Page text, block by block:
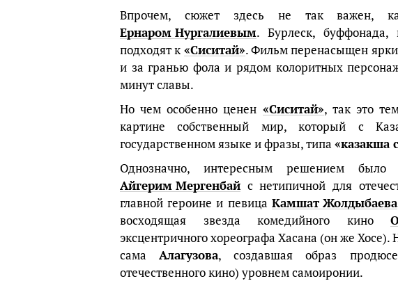
Впрочем, сюжет здесь не так важен,
Ернаром Нургалиевым. Бурлеск, буффонада,
подходят к«Сиситай». Фильм перенасыщен
и за гранью фола и рядом колоритных
минут славы.
Но чем особенно ценен «Сиситай», так это
картине собственный мир, который с
государственном языке и фразы, типа «казакша
Однозначно, интересным решением
Айгерим Мергенбай с нетипичной для
главной героине и певица Камшат Жолдыбаева
восходящая звезда комедийного кино
эксцентричного хореографа Хасана (он же Хосе).
самаАлагузова, создавшая образ
отечественного кино) уровнем самоиронии.